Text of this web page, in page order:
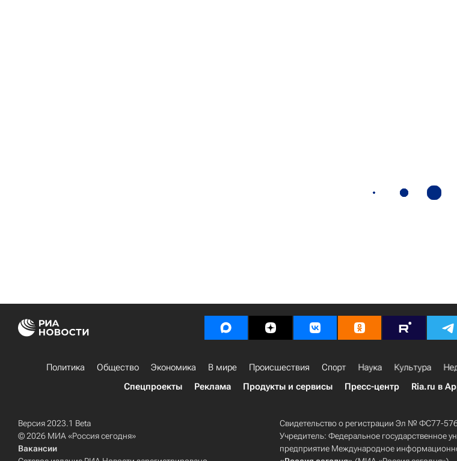
Политика Общество Экономика В мире Происшествия Спорт Наука Культура
Спецпроекты
Реклама Продукты и сервисы Пресс-центр Ria.ru в
Версия 2023.1 Beta
© 2026 МИА «Россия сегодня»
Вакансии
Свидетельство о регистрации Эл № ФС77-
Учредитель: Федеральное государственное
предприятие Международное